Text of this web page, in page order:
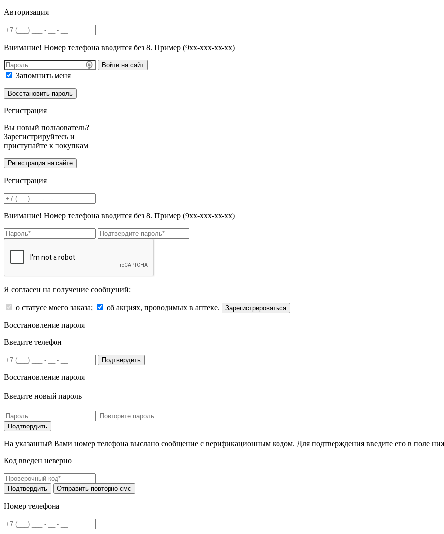
Авторизация
Внимание! Номер телефона вводится без 8. Пример (9хх-ххх-хх-хх)
Войти на сайт
Запомнить меня
Регистрация
Вы новый пользователь?
Зарегистрируйтесь и
приступайте к покупкам
Регистрация
Внимание! Номер телефона вводится без 8. Пример (9хх-ххх-хх-хх)
Я согласен на получение сообщений:
о статусе моего заказа; об акциях, проводимых в аптеке. Зарегистрироваться
Восстановление пароля
Введите телефон
Подтвердить
Восстановление пароля
Введите новый пароль
На указанный Вами номер телефона выслано сообщение с верификационным кодом. Для подтверждения введите его в поле
Код введен неверно
Номер телефона